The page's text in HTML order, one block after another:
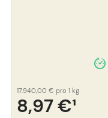
8,97 €¹
17.940,00 € pro 1 kg